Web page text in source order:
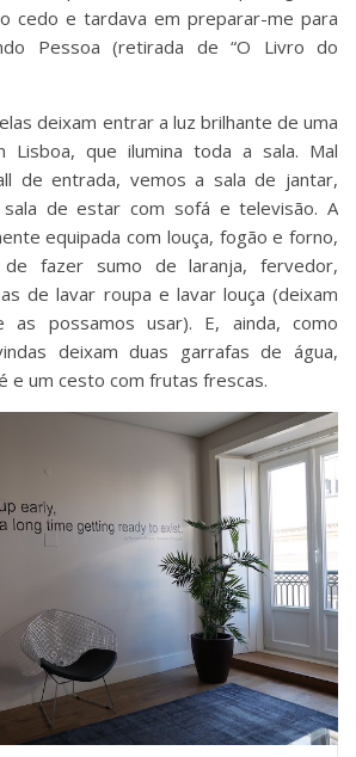
cedo e tardava em preparar-me para
Pessoa (retirada de “O Livro do
deixam entrar a luz brilhante de uma
Lisboa, que ilumina toda a sala. Mal
de entrada, vemos a sala de jantar,
de estar com sofá e televisão. A
equipada com louça, fogão e forno,
fazer sumo de laranja, fervedor,
de lavar roupa e lavar louça (deixam
as possamos usar). E, ainda, como
deixam duas garrafas de água,
e um cesto com frutas frescas.